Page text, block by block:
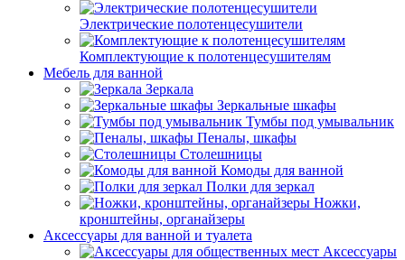
Электрические полотенцесушители
Комплектующие к полотенцесушителям
Мебель для ванной
Зеркала
Зеркальные шкафы
Тумбы под умывальник
Пеналы, шкафы
Столешницы
Комоды для ванной
Полки для зеркал
Ножки,
кронштейны, органайзеры
Аксессуары для ванной и туалета
Аксессуары